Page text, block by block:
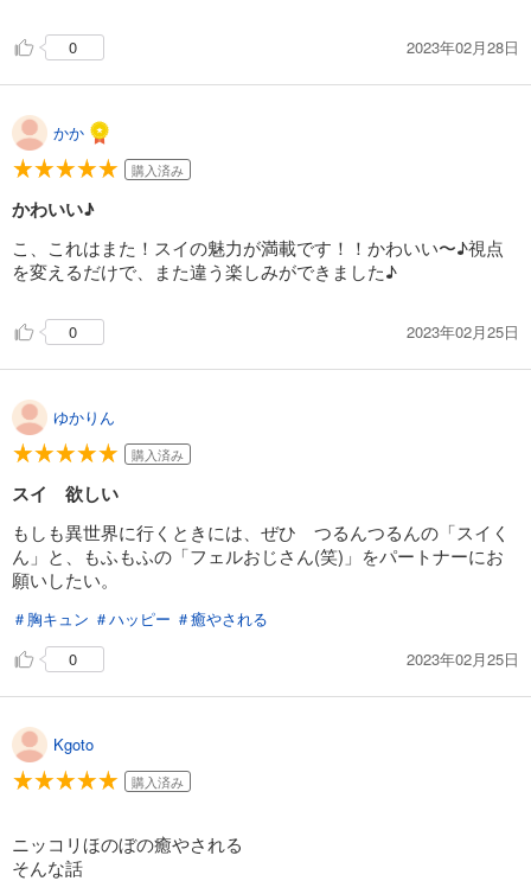
0 2023年02月28日
かか
購入済み
かわいい♪
こ、これはまた！スイの魅力が満載です！！かわいい〜♪視点
を変えるだけで、また違う楽しみができました♪
0 2023年02月25日
ゆかりん
購入済み
スイ 欲しい
もしも異世界に行くときには、ぜひ つるんつるんの「スイく
ん」と、もふもふの「フェルおじさん(笑)」をパートナーにお
願いしたい。
＃胸キュン ＃ハッピー ＃癒やされる
0
2023年02月25日
Kgoto
購入済み
ニッコリほのぼの癒やされる
そんな話